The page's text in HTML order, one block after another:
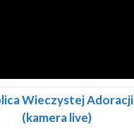
Wieczystej Adoracji
(kamera live)